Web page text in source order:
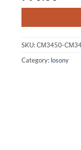
SKU:СМ3450-
Category: losony